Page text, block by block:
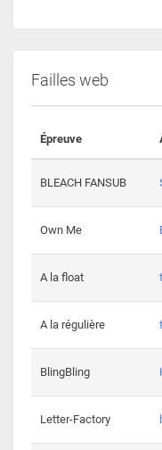
Failles web
Épreuve
BLEACH FANSUB
Own Me
A la float
A la régulière
BlingBling
Letter-Factory